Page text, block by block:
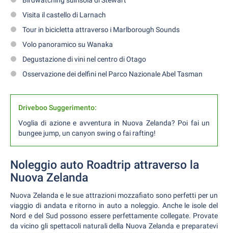
Visita il castello di Larnach
Tour in bicicletta attraverso i Marlborough Sounds
Volo panoramico su Wanaka
Degustazione di vini nel centro di Otago
Osservazione dei delfini nel Parco Nazionale Abel Tasman
Driveboo Suggerimento:
Voglia di azione e avventura in Nuova Zelanda? Poi fai un
bungee jump, un canyon swing o fai rafting!
Noleggio auto Roadtrip attraverso la
Nuova Zelanda
Nuova Zelanda e le sue attrazioni mozzafiato sono perfetti per un
viaggio di andata e ritorno in auto a noleggio. Anche le isole del
Nord e del Sud possono essere perfettamente collegate. Provate
da vicino gli spettacoli naturali della Nuova Zelanda e preparatevi